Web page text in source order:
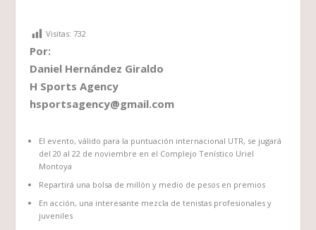
Visitas: 732
Por:
Daniel Hernández Giraldo
H Sports Agency
hsportsagency@gmail.com
El evento, válido para la puntuación internacional UTR, se jugará
del 20 al 22 de noviembre en el Complejo Tenístico Uriel
Montoya
Repartirá una bolsa de millón y medio de pesos en premios
En acción, una interesante mezcla de tenistas profesionales y
juveniles